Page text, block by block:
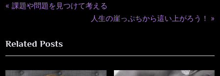
投
ナ
ビ
P
v
i
o
課題や問題を見つけて考える
N
t
P
人生の崖っぷちから這い上がろう！
Related Posts